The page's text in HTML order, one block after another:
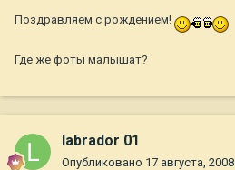
Поздравляем с рождением!
Где же фоты малышат?
labrador 01
Опубликовано 17 августа, 2008